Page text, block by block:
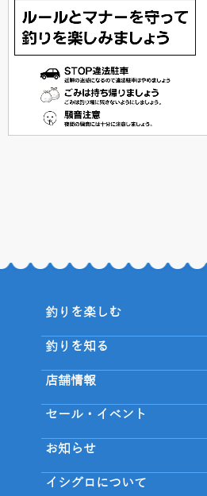
釣りを楽しむ
釣りを知る
店舗情報
セール・イベント
お知らせ
イシグロについて